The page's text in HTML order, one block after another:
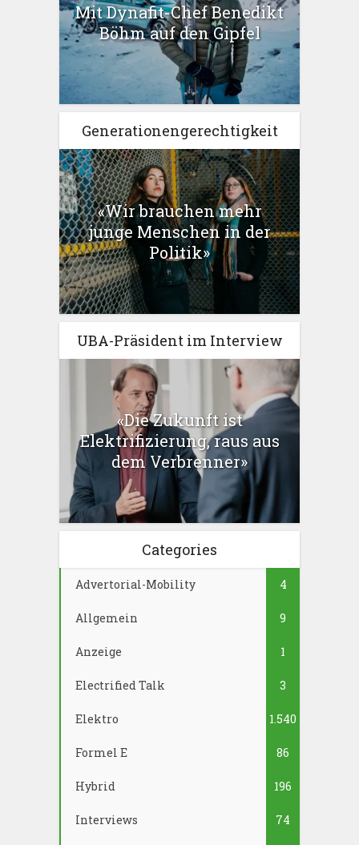
Mit Dynafit-Chef Benedikt
Böhm auf den Gipfel
Generationengerechtigkeit
«Wir brauchen mehr
junge Menschen in der
Politik»
UBA-Präsident im Interview
«Die Zukunft ist
Elektrifizierung, raus aus
dem Verbrenner»
Categories
Advertorial-Mobility 4
Allgemein 9
Anzeige 1
Electrified Talk 3
Elektro 1.540
Formel E 86
Hybrid 196
Interviews 74